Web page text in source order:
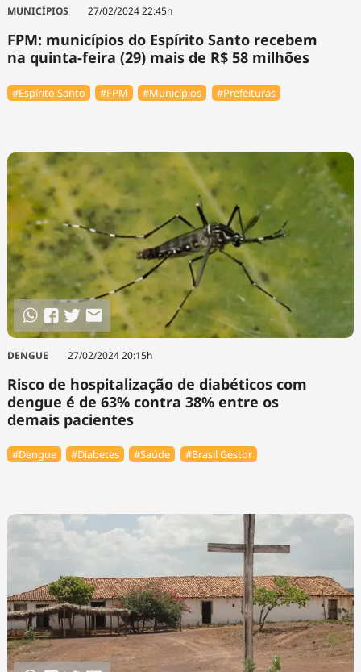
MUNICÍPIOS 27/02/2024 22:45h
FPM: municípios do Espírito Santo recebem
na quinta-feira (29) mais de R$ 58 milhões
#Espírito Santo #FPM #Municípios #Prefeituras
DENGUE 27/02/2024 20:15h
Risco de hospitalização de diabéticos com
dengue é de 63% contra 38% entre os
demais pacientes
#Dengue #Diabetes #Saúde #Brasil Gestor